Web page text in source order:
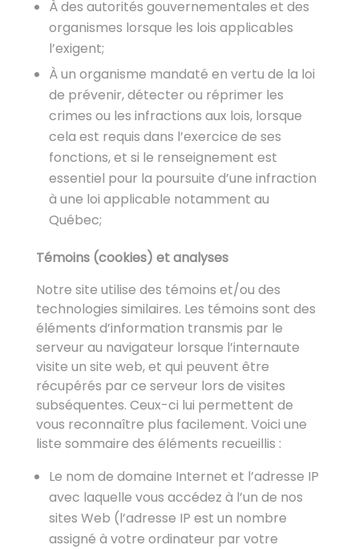
À des autorités gouvernementales et des
organismes lorsque les lois applicables
l’exigent;
À un organisme mandaté en vertu de la loi
de prévenir, détecter ou réprimer les
crimes ou les infractions aux lois, lorsque
cela est requis dans l’exercice de ses
fonctions, et si le renseignement est
essentiel pour la poursuite d’une infraction
à une loi applicable notamment au
Québec;
Témoins (cookies) et analyses
Notre site utilise des témoins et/ou des
technologies similaires. Les témoins sont des
éléments d’information transmis par le
serveur au navigateur lorsque l’internaute
visite un site web, et qui peuvent être
récupérés par ce serveur lors de visites
subséquentes. Ceux-ci lui permettent de
vous reconnaître plus facilement. Voici une
liste sommaire des éléments recueillis :
Le nom de domaine Internet et l’adresse IP
avec laquelle vous accédez à l’un de nos
sites Web (l’adresse IP est un nombre
assigné à votre ordinateur par votre